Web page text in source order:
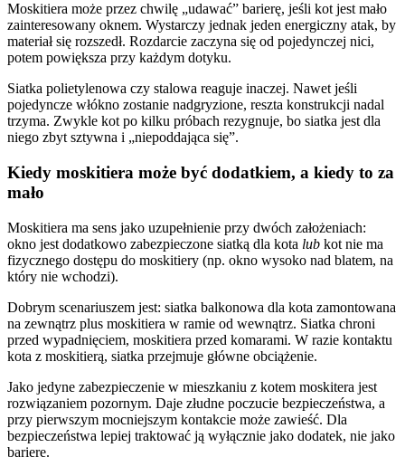
Moskitiera może przez chwilę „udawać” barierę, jeśli kot jest mało
zainteresowany oknem. Wystarczy jednak jeden energiczny atak, by
materiał się rozszedł. Rozdarcie zaczyna się od pojedynczej nici,
potem powiększa przy każdym dotyku.
Siatka polietylenowa czy stalowa reaguje inaczej. Nawet jeśli
pojedyncze włókno zostanie nadgryzione, reszta konstrukcji nadal
trzyma. Zwykle kot po kilku próbach rezygnuje, bo siatka jest dla
niego zbyt sztywna i „niepoddająca się”.
Kiedy moskitiera może być dodatkiem, a kiedy to za
mało
Moskitiera ma sens jako uzupełnienie przy dwóch założeniach:
okno jest dodatkowo zabezpieczone siatką dla kota lub kot nie ma
fizycznego dostępu do moskitiery (np. okno wysoko nad blatem, na
który nie wchodzi).
Dobrym scenariuszem jest: siatka balkonowa dla kota zamontowana
na zewnątrz plus moskitiera w ramie od wewnątrz. Siatka chroni
przed wypadnięciem, moskitiera przed komarami. W razie kontaktu
kota z moskitierą, siatka przejmuje główne obciążenie.
Jako jedyne zabezpieczenie w mieszkaniu z kotem moskitera jest
rozwiązaniem pozornym. Daje złudne poczucie bezpieczeństwa, a
przy pierwszym mocniejszym kontakcie może zawieść. Dla
bezpieczeństwa lepiej traktować ją wyłącznie jako dodatek, nie jako
barierę.